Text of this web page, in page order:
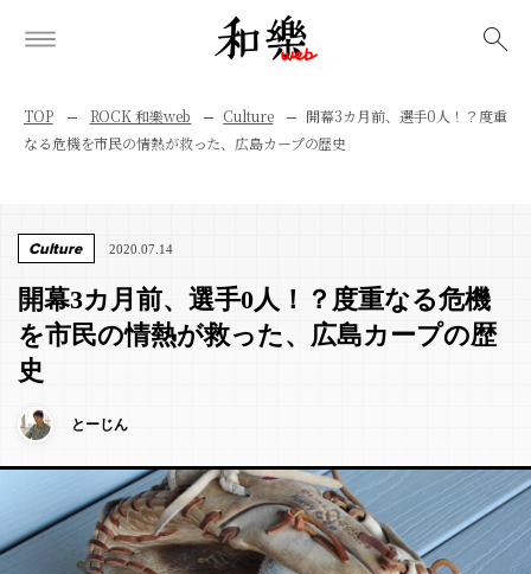
TOP ROCK 和樂web Culture
開幕3カ月前、選手0人！？度重
なる危機を市民の情熱が救った、広島カープの歴史
Culture 2020.07.14
開幕3カ月前、選手0人！？度重なる危機
を市民の情熱が救った、広島カープの歴
史
とーじん